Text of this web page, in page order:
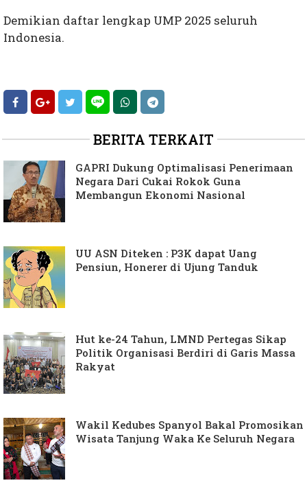
Demikian daftar lengkap UMP 2025 seluruh
Indonesia.
BERITA TERKAIT
GAPRI Dukung Optimalisasi Penerimaan
Negara Dari Cukai Rokok Guna
Membangun Ekonomi Nasional
UU ASN Diteken : P3K dapat Uang
Pensiun, Honerer di Ujung Tanduk
Hut ke-24 Tahun, LMND Pertegas Sikap
Politik Organisasi Berdiri di Garis Massa
Rakyat
Wakil Kedubes Spanyol Bakal Promosikan
Wisata Tanjung Waka Ke Seluruh Negara